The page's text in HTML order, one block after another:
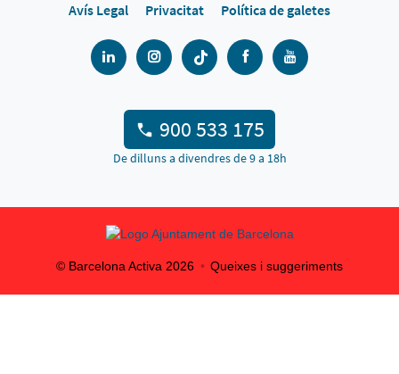
Avís Legal
Privacitat Política de galetes
900 533 175
De dilluns a divendres de 9 a 18h
© Barcelona Activa 2026 Queixes i suggeriments